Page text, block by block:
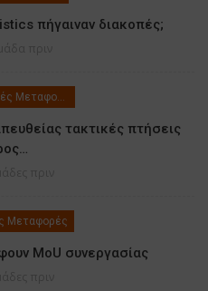
πήγαιναν διακοπές;
τακτικές πτήσεις
Μεταφορές
MoU συνεργασίας